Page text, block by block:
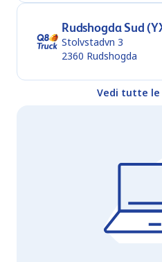
Rudshogda Sud
Stolvstadvn 3
2360 Rudshogda
Vedi tutte le